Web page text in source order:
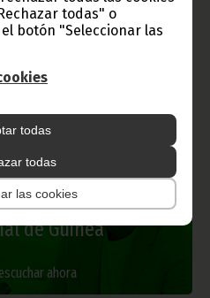
todas" o
botón "Seleccionar las
todas
todas
las cookies
Guinea Ecuatorial
de Guinea
ahora